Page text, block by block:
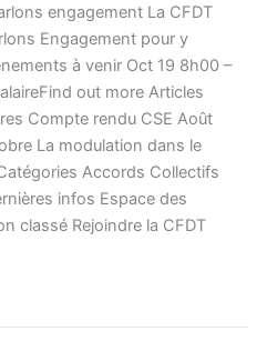
engagement La CFDT
Engagement pour y
à venir Oct 19 8h00 –
out more Articles
Compte rendu CSE Août
La modulation dans le
Accords Collectifs
infos Espace des
classé Rejoindre la CFDT